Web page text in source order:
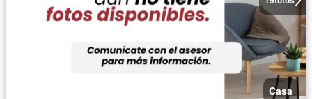
Casa